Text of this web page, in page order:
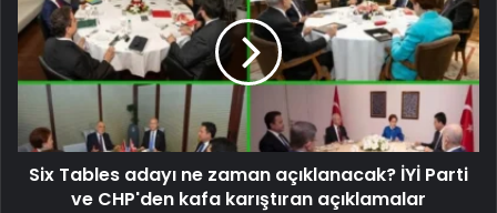
Six Tables adayı ne zaman açıklanacak? İYİ Parti
ve CHP'den kafa karıştıran açıklamalar